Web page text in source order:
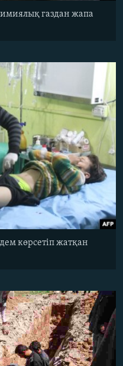
газдан жапа
көрсетіп жатқан